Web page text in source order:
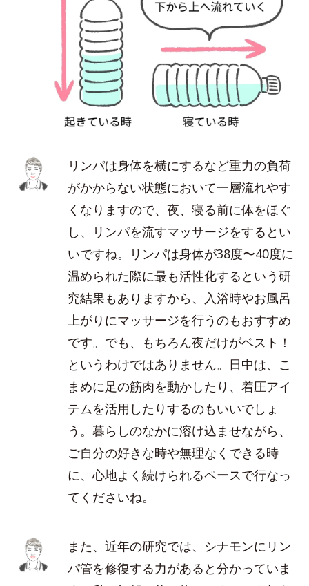
リンパは身体を横にするなど重力の負荷
がかからない状態において一層流れやす
くなりますので、夜、寝る前に体をほぐ
し、リンパを流すマッサージをするとい
いですね。リンパは身体が38度〜40度に
温められた際に最も活性化するという研
究結果もありますから、入浴時やお風呂
上がりにマッサージを行うのもおすすめ
です。でも、もちろん夜だけがベスト！
というわけではありません。日中は、こ
まめに足の筋肉を動かしたり、着圧アイ
テムを活用したりするのもいいでしょ
う。暮らしのなかに溶け込ませながら、
ご自分の好きな時や無理なくできる時
に、心地よく続けられるペースで行なっ
てくださいね。
また、近年の研究では、シナモンにリン
パ管を修復する力があると分かっていま